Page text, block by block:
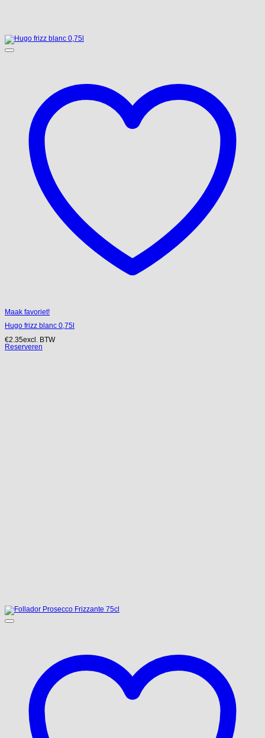
Maak favoriet!
Hugo frizz blanc 0,75l
€2.35excl. BTW
Reserveren